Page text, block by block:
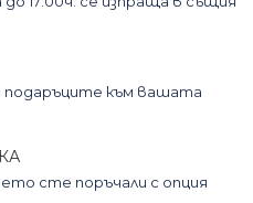
към вашата
сте поръчали с опция